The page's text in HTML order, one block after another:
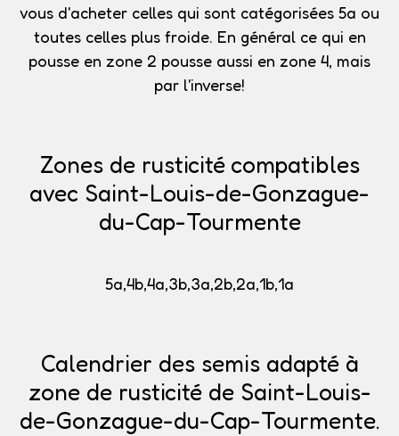
vous d'acheter celles qui sont catégorisées 5a ou
toutes celles plus froide. En général ce qui en
pousse en zone 2 pousse aussi en zone 4, mais
par l'inverse!
Zones de rusticité compatibles
avec Saint-Louis-de-Gonzague-
du-Cap-Tourmente
5a,4b,4a,3b,3a,2b,2a,1b,1a
Calendrier des semis adapté à
zone de rusticité de Saint-Louis-
de-Gonzague-du-Cap-Tourmente.